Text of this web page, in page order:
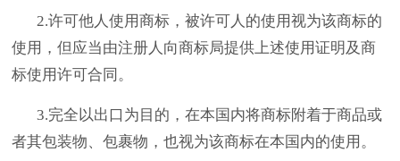
2.许可他人使用商标，被许可人的使用视为该商标的
使用，但应当由注册人向商标局提供上述使用证明及商
标使用许可合同。
3.完全以出口为目的，在本国内将商标附着于商品或
者其包装物、包裹物，也视为该商标在本国内的使用。